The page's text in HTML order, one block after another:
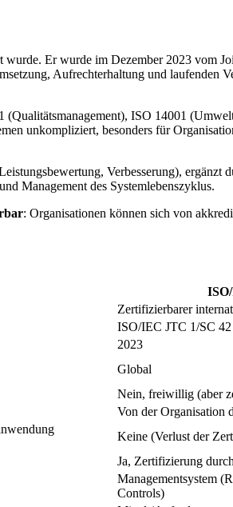
Er wurde im Dezember 2023 vom
Aufrechterhaltung und laufenden
ISO 14001
unkompliziert, besonders für
Verbesserung), ergänzt
Management des Systemlebenszyklus.
: Organisationen können sich von
Zertifizierbarer
ISO/IEC JTC 1/SC 42
2023
Global
Nein, freiwillig (aber
Von der Organisation
Keine (Verlust der
Ja, Zertifizierung
Managementsystem
Controls)